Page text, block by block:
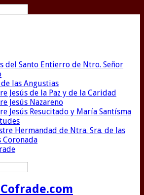
del Santo Entierro de Ntro. Señor
las Angustias
Jesús de la Paz y de la Caridad
Jesús Nazareno
Jesús Resucitado y María Santísma
Hermandad de Ntra. Sra. de las
Coronada